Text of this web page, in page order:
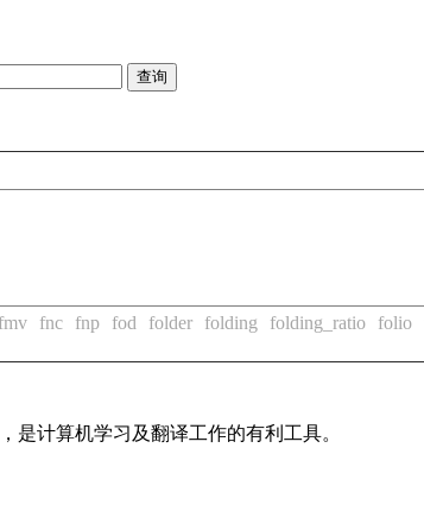
fmv fnc fnp fod folder folding folding_ratio folio
是计算机学习及翻译工作的有利工具。